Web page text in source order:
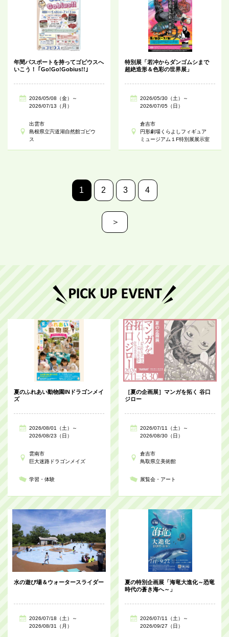
年間パスポートを持ってゴビウスへ
いこう！ ｢Go!Go!Gobius!!｣
2026/05/08（金）～
2026/07/13（月）
出雲市
島根県立宍道湖自然館ゴビウ
ス
特別展「若冲からダンゴムシまで
超絶造形＆色彩の世界展」
2026/05/30（土）～
2026/07/05（日）
倉吉市
円形劇場くらよしフィギュア
ミュージアム１F特別展展示室
1 2 3 4
＞
夏のふれあい動物園INドラゴンメイ
ズ
2026/08/01（土）～
2026/08/23（日）
雲南市
巨大迷路ドラゴンメイズ
学習・体験
［夏の企画展］マンガを拓く 谷口
ジロー
2026/07/11（土）～
2026/08/30（日）
倉吉市
鳥取県立美術館
展覧会・アート
水の遊び場＆ウォータースライダー
2026/07/18（土）～
2026/08/31（月）
夏の特別企画展「海竜大進化～恐竜
時代の蒼き海へ～」
2026/07/11（土）～
2026/09/27（日）